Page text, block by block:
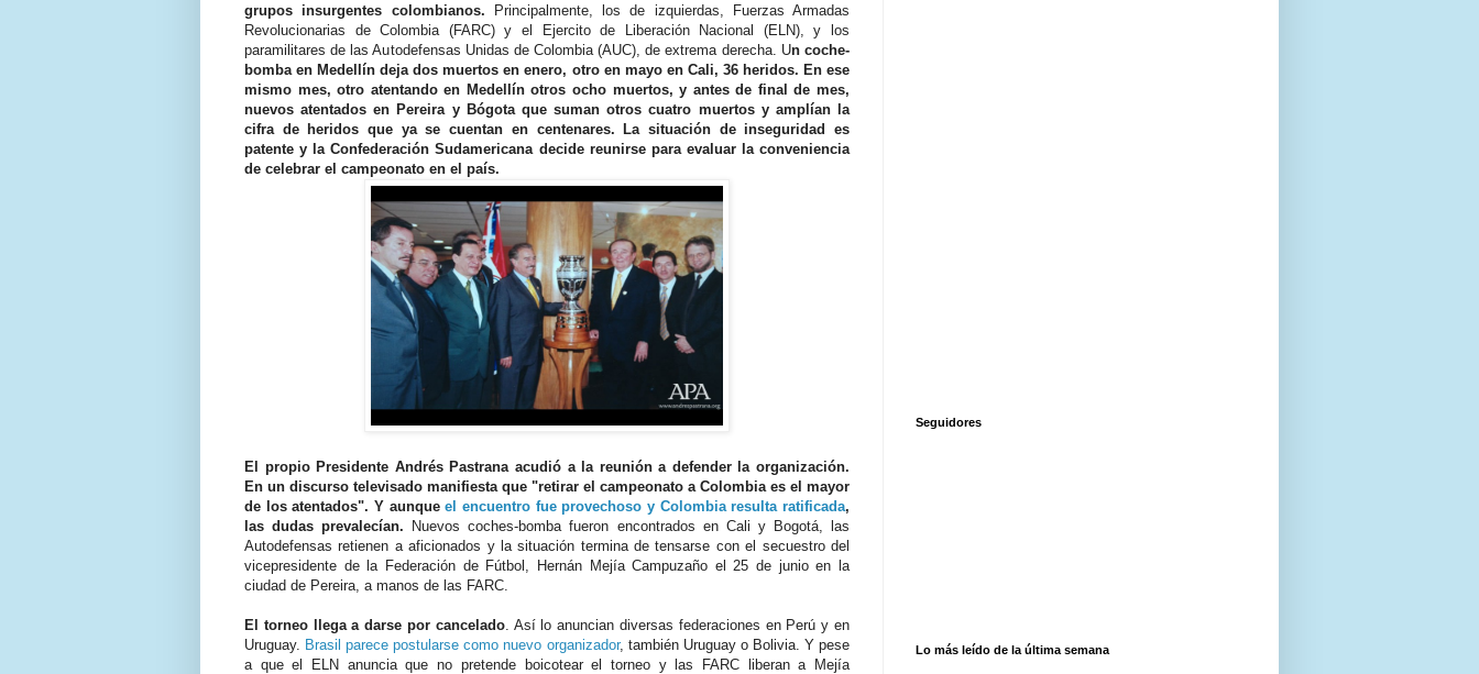
grupos insurgentes colombianos. Principalmente, los de izquierdas, Fuerzas Armadas
Revolucionarias de Colombia (FARC) y el Ejercito de Liberación Nacional (ELN), y los
paramilitares de las Autodefensas Unidas de Colombia (AUC), de extrema derecha. Un coche-
bomba en Medellín deja dos muertos en enero, otro en mayo en Cali, 36 heridos. En ese
mismo mes, otro atentando en Medellín otros ocho muertos, y antes de final de mes,
nuevos atentados en Pereira y Bógota que suman otros cuatro muertos y amplían la
cifra de heridos que ya se cuentan en centenares. La situación de inseguridad es
patente y la Confederación Sudamericana decide reunirse para evaluar la conveniencia
de celebrar el campeonato en el país.
El propio Presidente Andrés Pastrana acudió a la reunión a defender la organización.
En un discurso televisado manifiesta que "retirar el campeonato a Colombia es el mayor
de los atentados". Y aunqueel encuentro fue provechoso y Colombia resulta ratificada,
las dudas prevalecían. Nuevos coches-bomba fueron encontrados en Cali y Bogotá, las
Autodefensas retienen a aficionados y la situación termina de tensarse con el secuestro del
vicepresidente de la Federación de Fútbol, Hernán Mejía Campuzaño el 25 de junio en la
ciudad de Pereira, a manos de las FARC.
El torneo llega a darse por cancelado. Así lo anuncian diversas federaciones en Perú y en
Uruguay. Brasil parece postularse como nuevo organizador, también Uruguay o Bolivia. Y pese
a que el ELN anuncia que no pretende boicotear el torneo y las FARC liberan a Mejía
Seguidores
Lo más leído de la última semana